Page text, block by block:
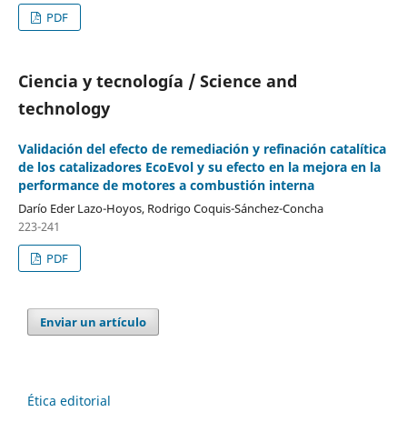
PDF
Ciencia y tecnología / Science and
technology
Validación del efecto de remediación y refinación catalítica
de los catalizadores EcoEvol y su efecto en la mejora en la
performance de motores a combustión interna
Darío Eder Lazo-Hoyos, Rodrigo Coquis-Sánchez-Concha
223-241
PDF
Enviar un artículo
Ética editorial